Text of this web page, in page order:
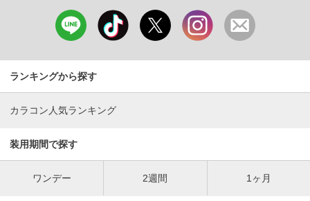
ランキングから探す
カラコン人気ランキング
装用期間で探す
ワンデー 2週間 1ヶ月